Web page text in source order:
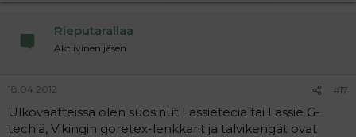
Rieputarallaa
Aktiivinen jäsen
18.04.2012 #17
Ulkovaatteissa olen suosinut Lassietecia tai Lassie G-
techiä, Vikingin goretex-lenkkarit ja talvikengät ovat